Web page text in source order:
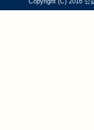
Copyright (C) 2016 公